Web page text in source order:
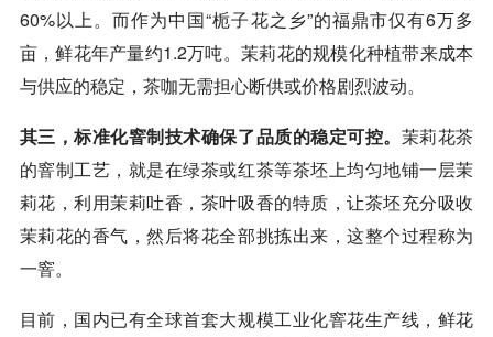
60%以上。而作为中国“栀子花之乡”的福鼎市仅有6万多
亩，鲜花年产量约1.2万吨。茉莉花的规模化种植带来成本
与供应的稳定，茶咖无需担心断供或价格剧烈波动。
其三，标准化窨制技术确保了品质的稳定可控。 茉莉花茶
的窨制工艺，就是在绿茶或红茶等茶坯上均匀地铺一层茉
莉花，利用茉莉吐香，茶叶吸香的特质，让茶坯充分吸收
茉莉花的香气，然后将花全部挑拣出来，这整个过程称为
一窨。
目前，国内已有全球首套大规模工业化窨花生产线，鲜花